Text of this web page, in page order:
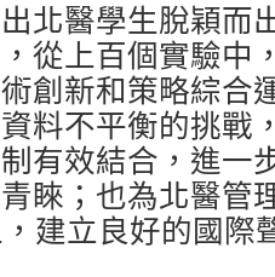
北醫學生脫穎而
從上百個實驗中
創新和策略綜合
料不平衡的挑戰
有效結合，進一
睞；也為北醫管
建立良好的國際